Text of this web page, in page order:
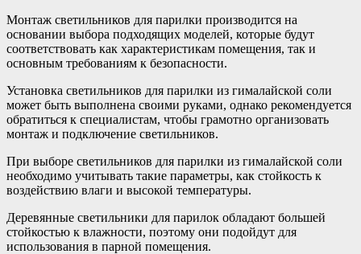
Монтаж светильников для парилки производится на
основании выбора подходящих моделей, которые будут
соответствовать как характеристикам помещения, так и
основным требованиям к безопасности.
Установка светильников для парилки из гималайской соли
может быть выполнена своими руками, однако рекомендуется
обратиться к специалистам, чтобы грамотно организовать
монтаж и подключение светильников.
При выборе светильников для парилки из гималайской соли
необходимо учитывать такие параметры, как стойкость к
воздействию влаги и высокой температуры.
Деревянные светильники для парилок обладают большей
стойкостью к влажности, поэтому они подойдут для
использования в парной помещения.